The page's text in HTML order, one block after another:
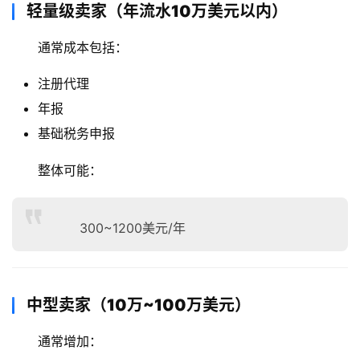
轻量级卖家（年流水10万美元以内）
通常成本包括：
注册代理
年报
基础税务申报
整体可能：
300~1200美元/年
中型卖家（10万~100万美元）
通常增加：